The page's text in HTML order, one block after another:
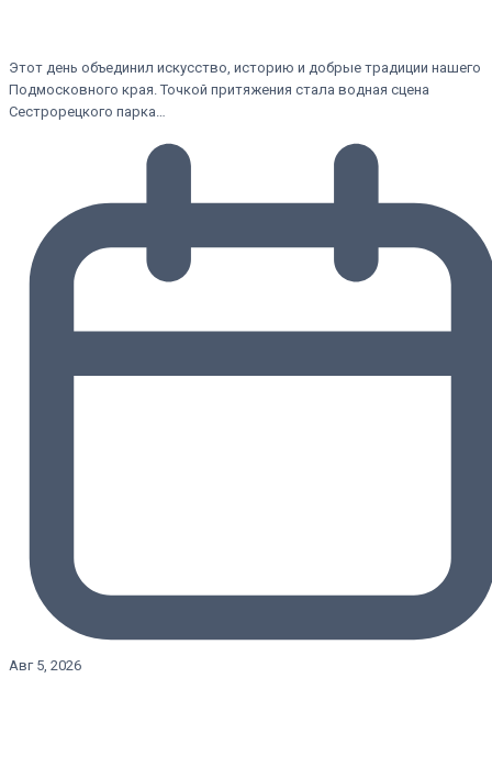
Этот день объединил искусство, историю и добрые традиции нашего
Подмосковного края. Точкой притяжения стала водная сцена
Сестрорецкого парка…
Авг 5, 2026